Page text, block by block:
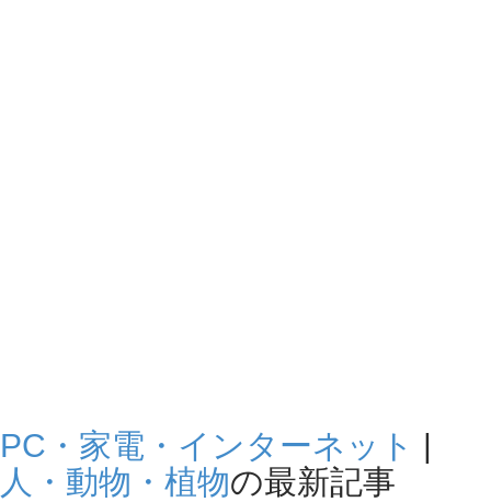
PC・家電・インターネット |
人・動物・植物の最新記事